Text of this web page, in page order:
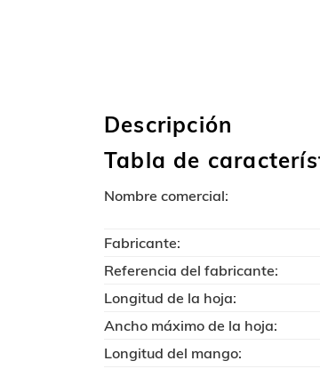
Descripción
Tabla de
Nombre comercial:
Fabricante:
Referencia del fabricante:
Longitud de la hoja:
Ancho máximo de la hoja:
Longitud del mango: